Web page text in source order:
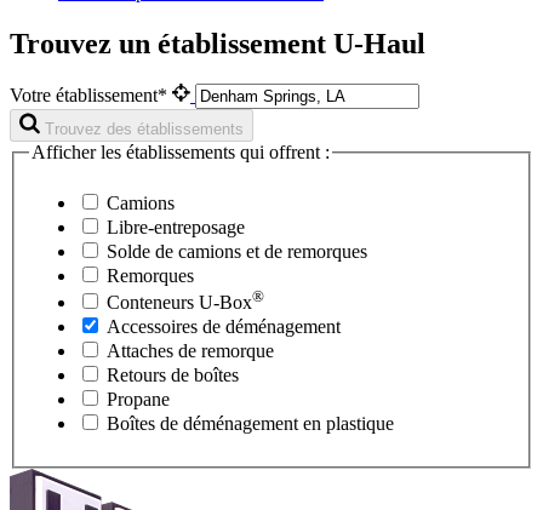
Trouvez un établissement U-Haul
Votre établissement*
Trouvez des établissements
Afficher les établissements qui offrent :
Camions
Libre-entreposage
Solde de camions et de remorques
Remorques
Conteneurs U-Box®
Accessoires de déménagement
Attaches de remorque
Retours de boîtes
Propane
Boîtes de déménagement en plastique